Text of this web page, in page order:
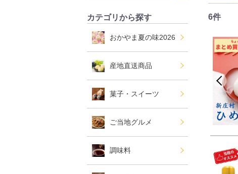
カテゴリから探す
おかやま夏の味2026
産地直送商品
菓子・スイーツ
ご当地グルメ
調味料
6件